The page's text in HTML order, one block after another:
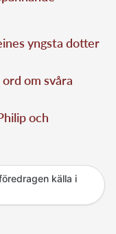
yngsta dotter
om svåra
och
källa i